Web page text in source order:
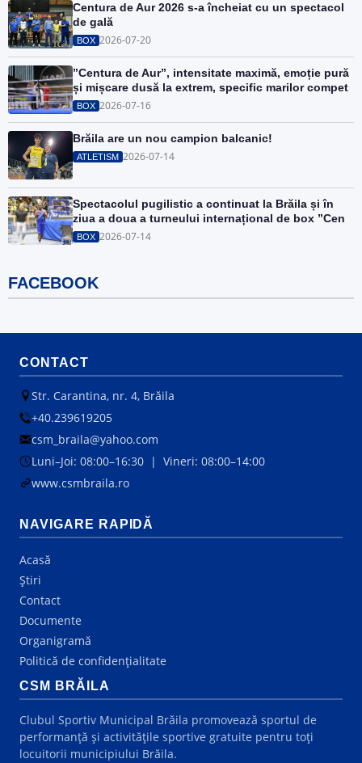
Centura de Aur 2026 s-a încheiat cu un spectacol
de gală
BOX 2026-07-20
”Centura de Aur”, intensitate maximă, emoție pură
și mișcare dusă la extrem, specific marilor compet
BOX 2026-07-16
Brăila are un nou campion balcanic!
ATLETISM 2026-07-14
Spectacolul pugilistic a continuat la Brăila și în
ziua a doua a turneului internațional de box ”Cen
BOX 2026-07-14
FACEBOOK
CONTACT
Str. Carantina, nr. 4, Brăila
+40.239619205
csm_braila@yahoo.com
Luni–Joi: 08:00–16:30 | Vineri: 08:00–14:00
www.csmbraila.ro
NAVIGARE RAPIDĂ
Acasă
Știri
Contact
Documente
Organigramă
Politică de confidențialitate
CSM BRĂILA
Clubul Sportiv Municipal Brăila promovează sportul de
performanță și activitățile sportive gratuite pentru toți
locuitorii municipiului Brăila.